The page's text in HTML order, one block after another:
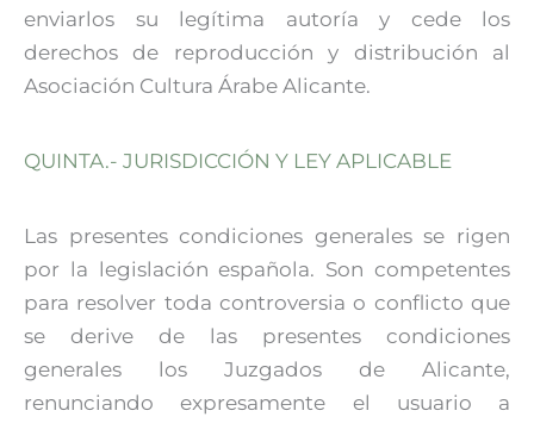
enviarlos su legítima autoría y cede los
derechos de reproducción y distribución al
Asociación Cultura Árabe Alicante.
QUINTA.- JURISDICCIÓN Y LEY APLICABLE
Las presentes condiciones generales se rigen
por la legislación española. Son competentes
para resolver toda controversia o conflicto que
se derive de las presentes condiciones
generales los Juzgados de Alicante,
renunciando expresamente el usuario a